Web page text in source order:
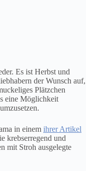
Es ist Herbst und
der Wunsch auf,
Plätzchen
eine Möglichkeit
in einem ihrer Artikel
krebserregend und
mit Stroh ausgelegte